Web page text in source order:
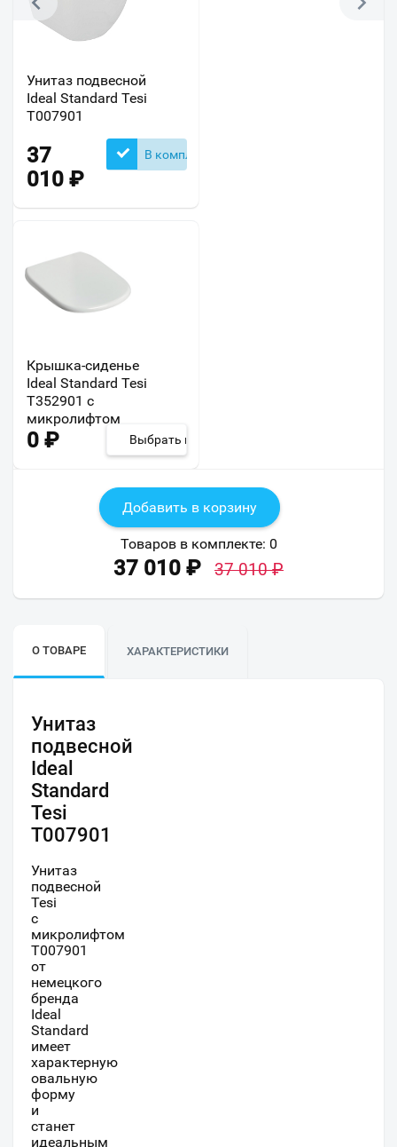
Унитаз подвесной
Ideal Standard Tesi
T007901
37
010 ₽
В комплекте
Крышка-сиденье
Ideal Standard Tesi
T352901 с
микролифтом
0 ₽ Выбрать из 2
Добавить в корзину
Товаров в комплекте: 0
37 010 ₽ 37 010₽
О ТОВАРЕ ХАРАКТЕРИСТИКИ
Унитаз
подвесной
Ideal
Standard
Tesi
T007901
Унитаз
подвесной
Tesi
с
микролифтом
T007901
от
немецкого
бренда
Ideal
Standard
имеет
характерную
овальную
форму
и
станет
идеальным